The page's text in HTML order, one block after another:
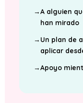
→A alguien
han mirado
→ Un plan de
aplicar
→Apoyo